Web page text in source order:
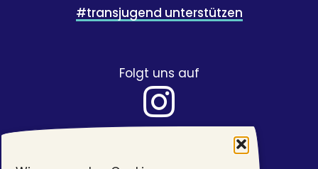
#transjugend unterstützen
Folgt uns auf